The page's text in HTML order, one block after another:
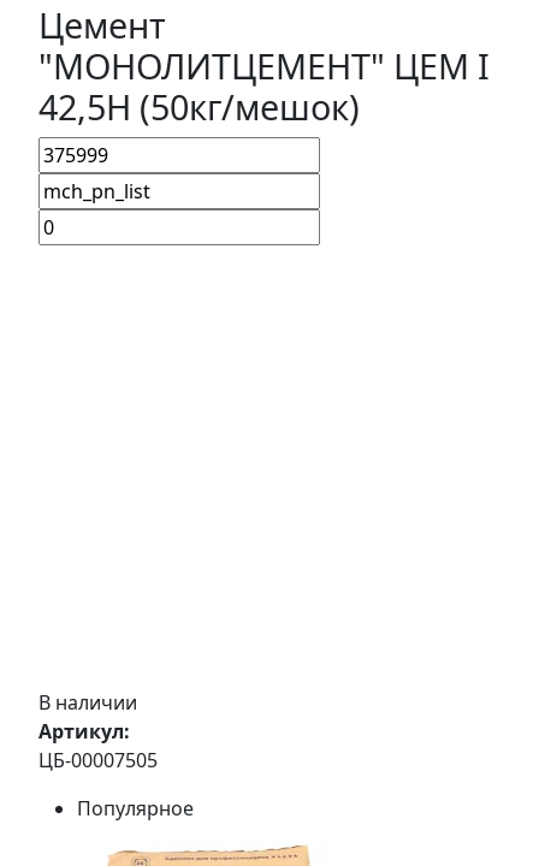
Цемент
"МОНОЛИТЦЕМЕНТ" ЦЕМ I
42,5Н (50кг/мешок)
В наличии
Артикул:
ЦБ-00007505
Популярное